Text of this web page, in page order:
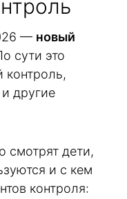
— новый
сути это
контроль,
другие
смотрят дети,
и с кем
контроля: